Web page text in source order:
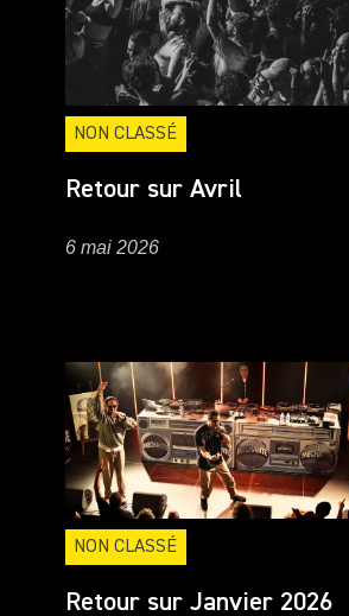
NON CLASSÉ
Retour sur Avril
6 mai 2026
NON CLASSÉ
Retour sur Janvier 2026